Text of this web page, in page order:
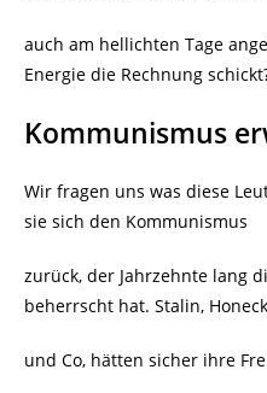
auch am hellichten Tage
Energie die Rechnung
Kommunismus
Wir fragen uns was diese
sie sich den Kommunismus
zurück, der Jahrzehnte lang
beherrscht hat. Stalin,
und Co, hätten sicher ihre